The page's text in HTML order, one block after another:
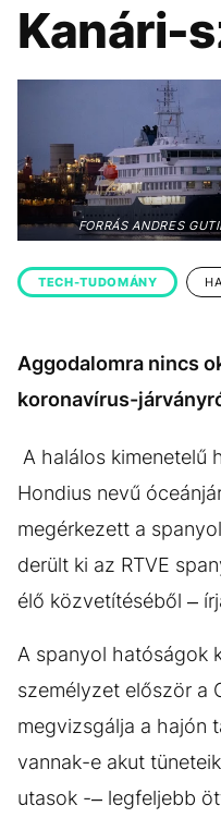
ÉLETMÓD
BESZÉLGETÉSEK
VIDEÓ
GASZTRO
Kanári-
FORRÁS ANDRES
TECH-TUDOMÁNY
Aggodalomra nincs
koronavírus-
A halálos kimenetelű
Hondius nevű
megérkezett a
derült ki az RTVE
élő közvetítéséből –
A spanyol hatóságok
személyzet először a
megvizsgálja a hajón
vannak-e akut
utasok -– legfeljebb